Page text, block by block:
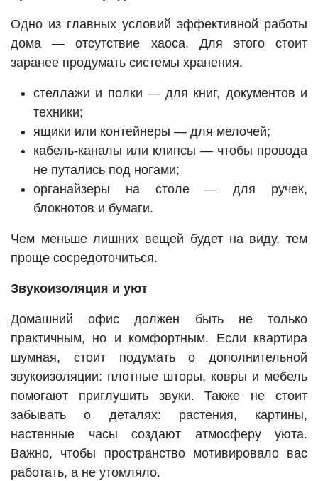
Одно из главных условий эффективной работы
дома — отсутствие хаоса. Для этого стоит
заранее продумать системы хранения.
стеллажи и полки — для книг, документов и
техники;
ящики или контейнеры — для мелочей;
кабель-каналы или клипсы — чтобы провода
не путались под ногами;
органайзеры на столе — для ручек,
блокнотов и бумаги.
Чем меньше лишних вещей будет на виду, тем
проще сосредоточиться.
Звукоизоляция и уют
Домашний офис должен быть не только
практичным, но и комфортным. Если квартира
шумная, стоит подумать о дополнительной
звукоизоляции: плотные шторы, ковры и мебель
помогают приглушить звуки. Также не стоит
забывать о деталях: растения, картины,
настенные часы создают атмосферу уюта.
Важно, чтобы пространство мотивировало вас
работать, а не утомляло.